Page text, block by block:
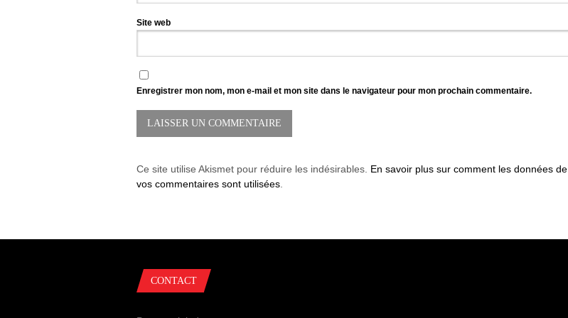
Site web
Enregistrer mon nom, mon e-mail et mon site dans le navigateur pour mon prochain commentaire.
Ce site utilise Akismet pour réduire les indésirables. En savoir plus sur comment les données de
vos commentaires sont utilisées.
CONTACT